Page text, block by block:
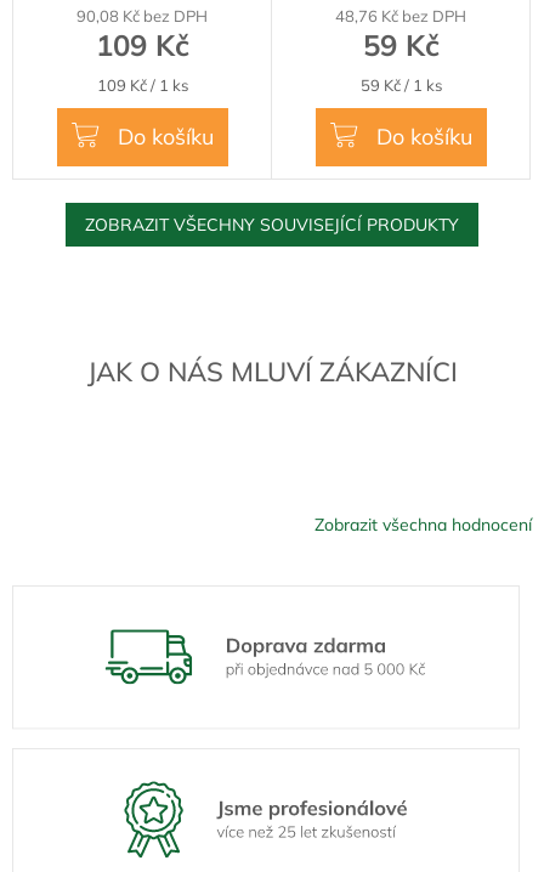
JAK O NÁS MLUVÍ ZÁKAZNÍCI
Zobrazit všechna hodnocení
90,08 Kč bez DPH
109 Kč
Měrná
cena:
109 Kč / 1 ks
Do košíku
produktu
hvězdiček.
48,76 Kč bez DPH
59 Kč
Měrná
cena:
59 Kč / 1 ks
Do košíku
ZOBRAZIT VŠECHNY SOUVISEJÍCÍ PRODUKTY